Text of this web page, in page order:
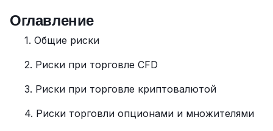
Оглавление
1. Общие риски‍
2. Риски при торговле CFD‍
3. Риски при торговле криптовалютой‍
4. Риски торговли опционами и множителями